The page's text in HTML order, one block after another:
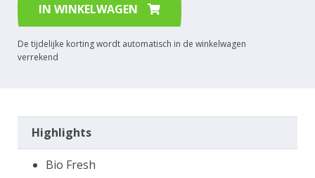
IN WINKELWAGEN
De tijdelijke korting wordt automatisch in de winkelwagen
verrekend
Highlights
Bio Fresh